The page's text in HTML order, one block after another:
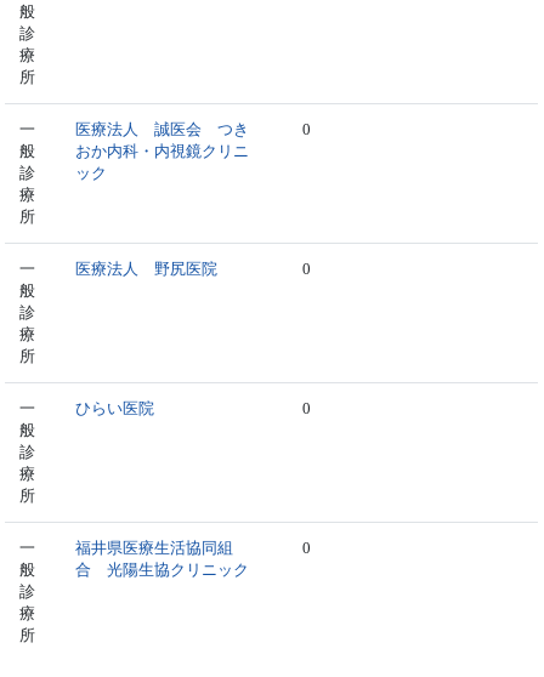
般
診
療
所
一
般
診
療
所
医療法人 誠医会 つき
おか内科・内視鏡クリニ
ック
0
一
般
診
療
所
医療法人 野尻医院 0
一
般
診
療
所
ひらい医院 0
一
般
診
療
所
福井県医療生活協同組
合 光陽生協クリニック
0